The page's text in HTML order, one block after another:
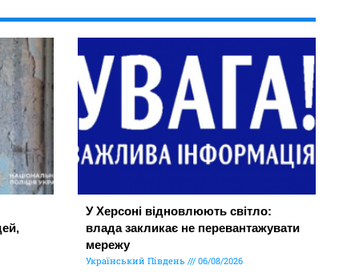
У Херсоні відновлюють світло:
влада закликає не перевантажувати
мережу
Український Південь 06/08/2026